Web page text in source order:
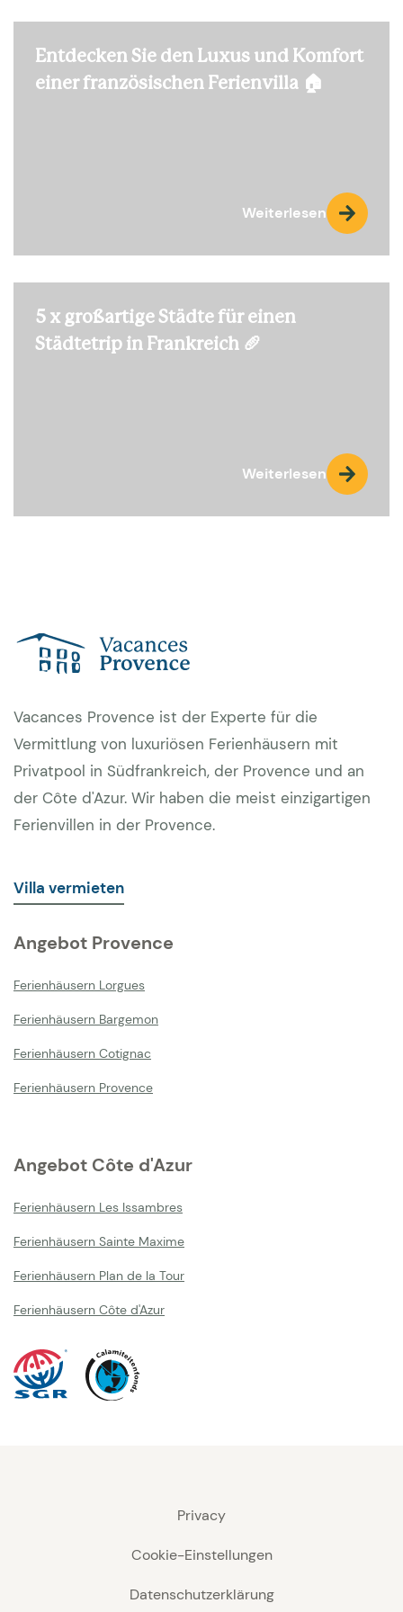
Entdecken Sie den Luxus und Komfort
einer französischen Ferienvilla 🏠
Weiterlesen
5 x großartige Städte für einen
Städtetrip in Frankreich 🥖
Weiterlesen
Vacances Provence ist der Experte für die
Vermittlung von luxuriösen Ferienhäusern mit
Privatpool in Südfrankreich, der Provence und an
der Côte d'Azur. Wir haben die meist einzigartigen
Ferienvillen in der Provence.
Villa vermieten
Angebot Provence
Ferienhäusern Lorgues
Ferienhäusern Bargemon
Ferienhäusern Cotignac
Ferienhäusern Provence
Angebot Côte d'Azur
Ferienhäusern Les Issambres
Ferienhäusern Sainte Maxime
Ferienhäusern Plan de la Tour
Ferienhäusern Côte d'Azur
Privacy
Cookie-Einstellungen
Datenschutzerklärung